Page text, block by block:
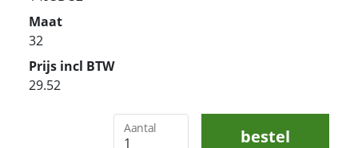
Maat
32
Prijs incl BTW
29.52
Aantal bestel